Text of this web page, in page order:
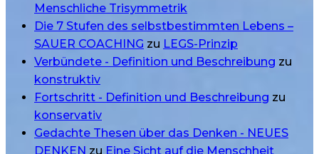
Menschliche Trisymmetrik
Die 7 Stufen des selbstbestimmten Lebens –
SAUER COACHING zu LEGS-Prinzip
Verbündete - Definition und Beschreibung zu
konstruktiv
Fortschritt - Definition und Beschreibung zu
konservativ
Gedachte Thesen über das Denken - NEUES
DENKEN zu Eine Sicht auf die Menschheit